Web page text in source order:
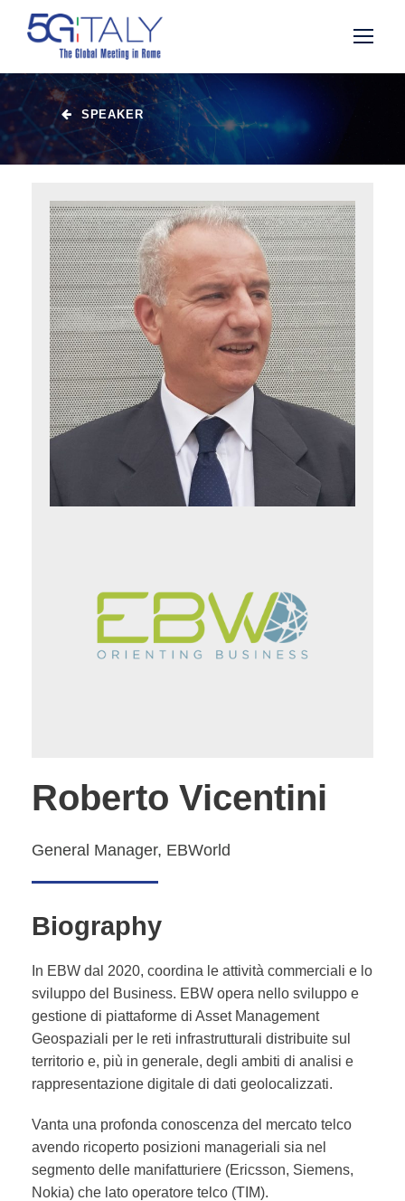
SPEAKER
Roberto Vicentini
General Manager, EBWorld
Biography
In EBW dal 2020, coordina le attività commerciali e lo
sviluppo del Business. EBW opera nello sviluppo e
gestione di piattaforme di Asset Management
Geospaziali per le reti infrastrutturali distribuite sul
territorio e, più in generale, degli ambiti di analisi e
rappresentazione digitale di dati geolocalizzati.
Vanta una profonda conoscenza del mercato telco
avendo ricoperto posizioni manageriali sia nel
segmento delle manifatturiere (Ericsson, Siemens,
Nokia) che lato operatore telco (TIM).